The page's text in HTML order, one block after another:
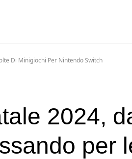
Di Minigiochi Per Nintendo Switch
2024,
per